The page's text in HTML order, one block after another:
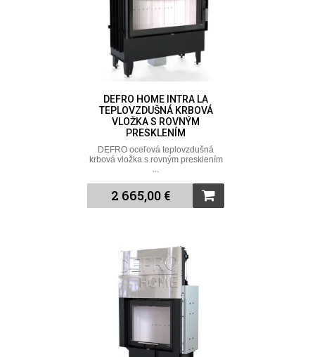
DEFRO HOME INTRA LA
TEPLOVZDUŠNÁ KRBOVÁ
VLOŽKA S ROVNÝM
PRESKLENÍM
DEFRO oceľová teplovzdušná
krbová vložka s rovným presklením
...
2 665,00 €